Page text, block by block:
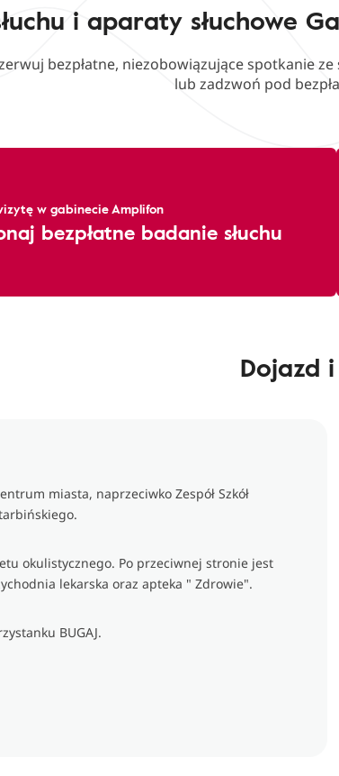
i aparaty słuchowe
bezpłatne, niezobowiązujące spotkanie
lub zadzwoń pod
w gabinecie Amplifon
bezpłatne badanie słuchu
Dojazd
miasta, naprzeciwko Zespół Szkół
okulistycznego. Po przeciwnej stronie jest
lekarska oraz apteka " Zdrowie".
BUGAJ.